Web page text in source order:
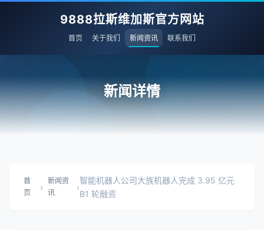
9888拉斯维加斯官方网站
首页 关于我们 新闻资讯 联系我们
新闻详情
首
页
›
新闻资
讯
›
智能机器人公司大族机器人完成 3.95 亿元
B1 轮融资